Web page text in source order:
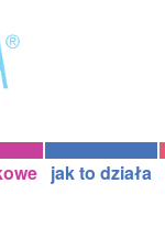
jak to działa